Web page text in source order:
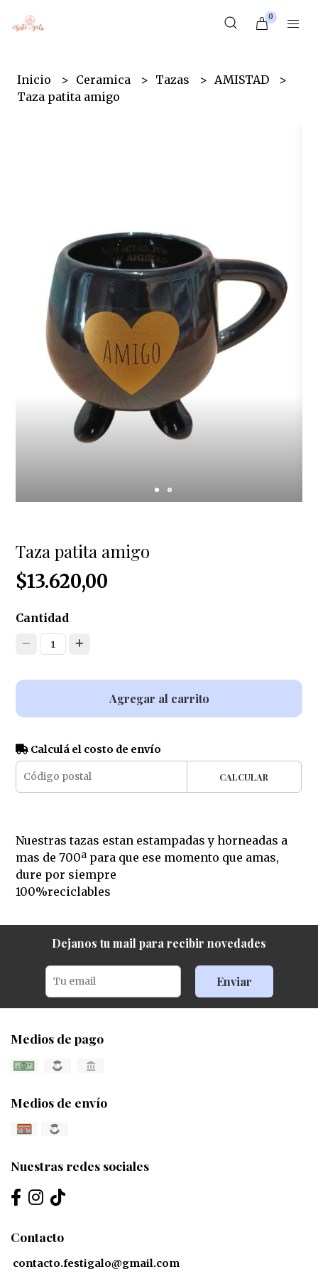
0
Inicio Ceramica Tazas
AMISTAD
Taza patita amigo
Taza patita amigo
$13.620,00
Cantidad
1
Agregar al carrito
Calculá el costo de envío
CALCULAR
Nuestras tazas estan estampadas y horneadas a
mas de 700ª para que ese momento que amas,
dure por siempre
100%reciclables
Dejanos tu mail para recibir novedades
Enviar
Medios de pago
Medios de envío
Nuestras redes sociales
Contacto
contacto.festigalo@gmail.com